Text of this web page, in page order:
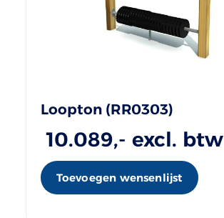
Loopton (RR0303)
10.089,- excl. btw
Toevoegen wensenlijst